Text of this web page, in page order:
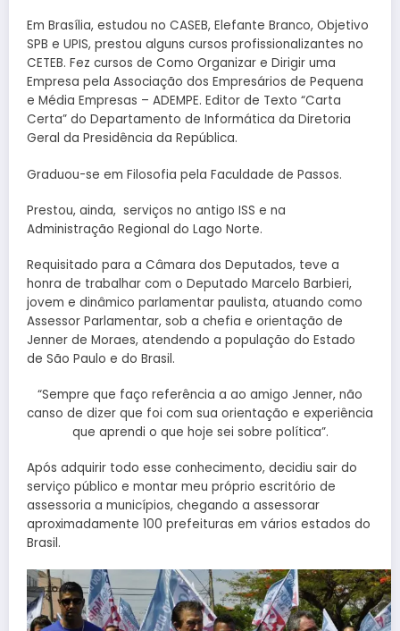
Em Brasília, estudou no CASEB, Elefante Branco, Objetivo
SPB e UPIS, prestou alguns cursos profissionalizantes no
CETEB. Fez cursos de Como Organizar e Dirigir uma
Empresa pela Associação dos Empresários de Pequena
e Média Empresas – ADEMPE. Editor de Texto “Carta
Certa” do Departamento de Informática da Diretoria
Geral da Presidência da República.
Graduou-se em Filosofia pela Faculdade de Passos.
Prestou, ainda, serviços no antigo ISS e na
Administração Regional do Lago Norte.
Requisitado para a Câmara dos Deputados, teve a
honra de trabalhar com o Deputado Marcelo Barbieri,
jovem e dinâmico parlamentar paulista, atuando como
Assessor Parlamentar, sob a chefia e orientação de
Jenner de Moraes, atendendo a população do Estado
de São Paulo e do Brasil.
“Sempre que faço referência a ao amigo Jenner, não
canso de dizer que foi com sua orientação e experiência
que aprendi o que hoje sei sobre política”.
Após adquirir todo esse conhecimento, decidiu sair do
serviço público e montar meu próprio escritório de
assessoria a municípios, chegando a assessorar
aproximadamente 100 prefeituras em vários estados do
Brasil.